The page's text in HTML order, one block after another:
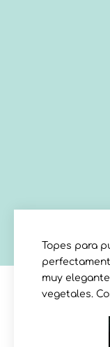
Topes para
muy
vegetales.